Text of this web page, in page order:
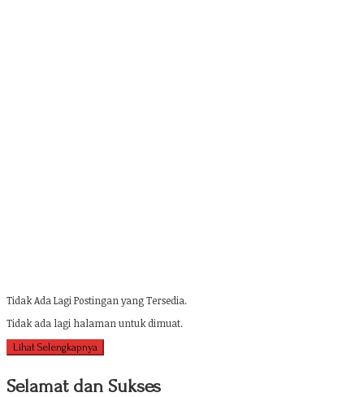
Tidak Ada Lagi Postingan yang Tersedia.
Tidak ada lagi halaman untuk dimuat.
Lihat Selengkapnya
Selamat dan Sukses